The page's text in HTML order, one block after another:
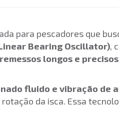
para pescadores que
Bearing Oscillator),
longos e precisos
nado fluido e vibração de
da isca. Essa